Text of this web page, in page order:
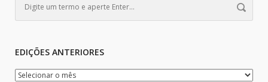
EDIÇÕES ANTERIORES